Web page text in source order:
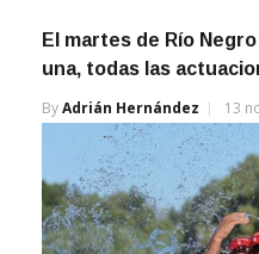
El martes de Río
una, todas las
ByAdrián Hernández 13